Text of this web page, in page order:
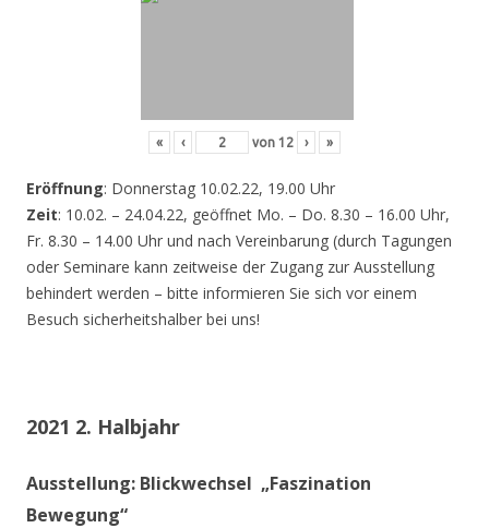
« ‹ von 12 › »
Eröffnung: Donnerstag 10.02.22, 19.00 Uhr
Zeit: 10.02. – 24.04.22, geöffnet Mo. – Do. 8.30 – 16.00 Uhr,
Fr. 8.30 – 14.00 Uhr und nach Vereinbarung (durch Tagungen
oder Seminare kann zeitweise der Zugang zur Ausstellung
behindert werden – bitte informieren Sie sich vor einem
Besuch sicherheitshalber bei uns!
2021 2. Halbjahr
Ausstellung: Blickwechsel „Faszination
Bewegung“